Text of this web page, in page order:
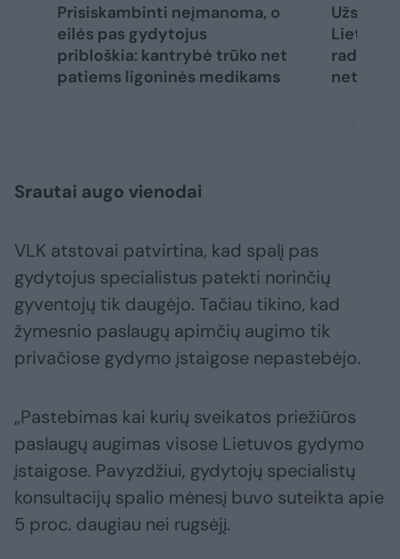
Prisiskambinti neįmanoma, o
eilės pas gydytojus
pribloškia: kantrybė trūko net
patiems ligoninės medikams
rado
Srautai augo vienodai
VLK atstovai patvirtina, kad spalį pas
gydytojus specialistus patekti norinčių
gyventojų tik daugėjo. Tačiau tikino, kad
žymesnio paslaugų apimčių augimo tik
privačiose gydymo įstaigose nepastebėjo.
„Pastebimas kai kurių sveikatos priežiūros
paslaugų augimas visose Lietuvos gydymo
įstaigose. Pavyzdžiui, gydytojų specialistų
konsultacijų spalio mėnesį buvo suteikta apie
5 proc. daugiau nei rugsėjį.